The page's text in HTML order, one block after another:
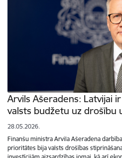
Arvils Ašeradens: Latvijai
valsts budžetu uz drošību
28.05.2026.
Finanšu ministra Arvila Ašeradena
prioritātes bija valsts drošības